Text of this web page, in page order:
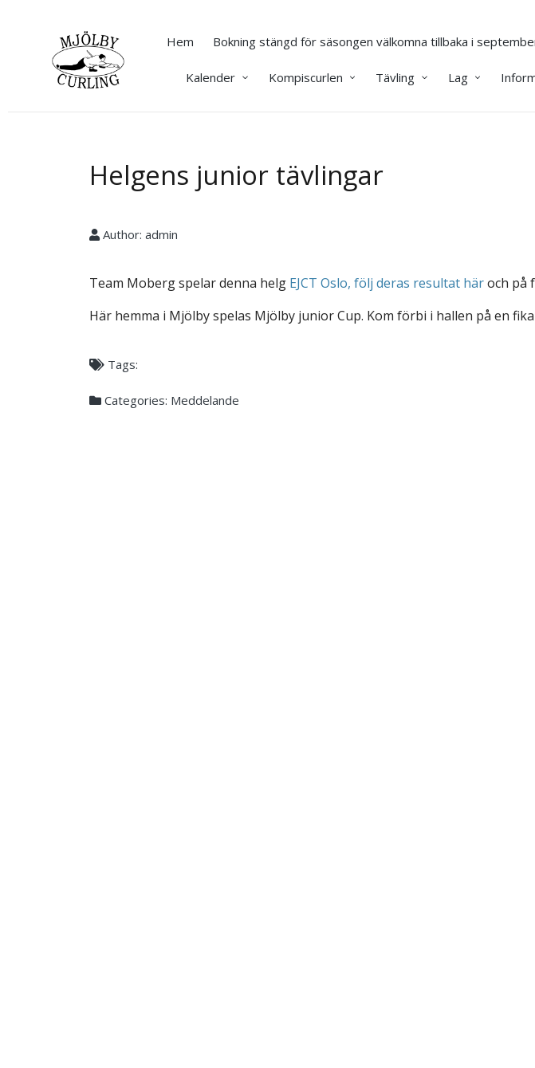
Hem Bokning stängd för säsongen välkomna tillbaka i
Kalender Kompiscurlen Tävling Lag
Helgens junior tävlingar
Author: admin
Team Moberg spelar denna helg EJCT Oslo, följ deras resultat häroch på
Här hemma i Mjölby spelas Mjölby junior Cup. Kom förbi i hallen på en
Tags:
Categories: Meddelande